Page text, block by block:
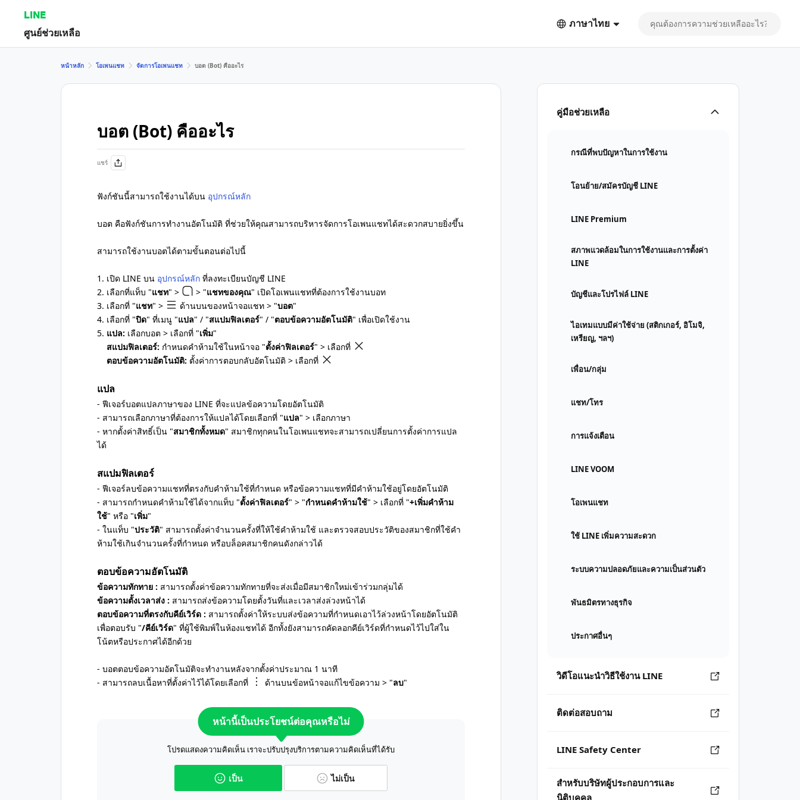
LINE
ศูนย์ช่วยเหลือ
ภาษาไทย
คู่มือช่วยเหลือ
กรณีที่พบปัญหาในการใช้งาน
โอนย้าย/สมัครบัญชี LINE
LINE Premium
สภาพแวดล้อมในการใช้งานและการตั้งค่า
LINE
บัญชีและโปรไฟล์ LINE
ไอเทมแบบมีค่าใช้จ่าย (สติกเกอร์, อิโมจิ,
เหรียญ, ฯลฯ)
เพื่อน/กลุ่ม
แชท/โทร
การแจ้งเตือน
LINE VOOM
โอเพนแชท
ใช้ LINE เพิ่มความสะดวก
ระบบความปลอดภัยและความเป็นส่วนตัว
พันธมิตรทางธุรกิจ
ประกาศอื่นๆ
วิดีโอแนะนำวิธีใช้งาน LINE
ติดต่อสอบถาม
LINE Safety Center
สำหรับบริษัทผู้ประกอบการและ
นิติบุคคล
หน้าหลัก โอเพนแชท จัดการโอเพนแชท บอต (Bot) คืออะไร
บอต (Bot) คืออะไร
แชร์
ฟังก์ชันนี้สามารถใช้งานได้บน อุปกรณ์หลัก
บอต คือฟังก์ชันการทำงานอัตโนมัติ ที่ช่วยให้คุณสามารถบริหารจัดการโอเพนแชทได้สะดวกสบายยิ่งขึ้น
สามารถใช้งานบอตได้ตามขั้นตอนต่อไปนี้
1. เปิด LINE บน อุปกรณ์หลัก ที่ลงทะเบียนบัญชี LINE
2. เลือกที่แท็บ "แชท" > > "แชทของคุณ" เปิดโอเพนแชทที่ต้องการใช้งานบอท
3. เลือกที่ "แชท" > ด้านบนของหน้าจอแชท > "บอต"
4. เลือกที่ "ปิด" ที่เมนู "แปล" / "สแปมฟิลเตอร์" / "ตอบข้อความอัตโนมัติ" เพื่อเปิดใช้งาน
5. แปล: เลือกบอต > เลือกที่ "เพิ่ม"
สแปมฟิลเตอร์: กำหนดคำห้ามใช้ในหน้าจอ "ตั้งค่าฟิลเตอร์" > เลือกที่
ตอบข้อความอัตโนมัติ: ตั้งค่าการตอบกลับอัตโนมัติ > เลือกที่
แปล
- ฟีเจอร์บอตแปลภาษาของ LINE ที่จะแปลข้อความโดยอัตโนมัติ
- สามารถเลือกภาษาที่ต้องการให้แปลได้โดยเลือกที่ "แปล" > เลือกภาษา
- หากตั้งค่าสิทธิ์เป็น "สมาชิกทั้งหมด" สมาชิกทุกคนในโอเพนแชทจะสามารถเปลี่ยนการตั้งค่าการแปล
ได้
สแปมฟิลเตอร์
- ฟีเจอร์ลบข้อความแชทที่ตรงกับคำห้ามใช้ที่กำหนด หรือข้อความแชทที่มีคำห้ามใช้อยู่โดยอัตโนมัติ
- สามารถกำหนดคำห้ามใช้ได้จากแท็บ "ตั้งค่าฟิลเตอร์" > "กำหนดคำห้ามใช้" > เลือกที่ "+เพิ่มคำห้าม
ใช้" หรือ "เพิ่ม"
- ในแท็บ "ประวัติ" สามารถตั้งค่าจำนวนครั้งที่ให้ใช้คำห้ามใช้ และตรวจสอบประวัติของสมาชิกที่ใช้คำ
ห้ามใช้เกินจำนวนครั้งที่กำหนด หรือบล็อคสมาชิกคนดังกล่าวได้
ตอบข้อความอัตโนมัติ
ข้อความทักทาย : สามารถตั้งค่าข้อความทักทายที่จะส่งเมื่อมีสมาชิกใหม่เข้าร่วมกลุ่มได้
ข้อความตั้งเวลาส่ง : สามารถส่งข้อความโดยตั้งวันที่และเวลาส่งล่วงหน้าได้
ตอบข้อความที่ตรงกับคีย์เวิร์ด : สามารถตั้งค่าให้ระบบส่งข้อความที่กำหนดเอาไว้ล่วงหน้าโดยอัตโนมัติ
เพื่อตอบรับ "/คีย์เวิร์ด" ที่ผู้ใช้พิมพ์ในห้องแชทได้ อีกทั้งยังสามารถคัดลอกคีย์เวิร์ดที่กำหนดไว้ไปใส่ใน
โน้ตหรือประกาศได้อีกด้วย
- บอตตอบข้อความอัตโนมัติจะทำงานหลังจากตั้งค่าประมาณ 1 นาที
- สามารถลบเนื้อหาที่ตั้งค่าไว้ได้โดยเลือกที่
ด้านบนข้อหน้าจอแก้ไขข้อความ > "ลบ"
หน้านี้เป็นประโยชน์ต่อคุณหรือไม่
โปรดแสดงความคิดเห็น เราจะปรับปรุงบริการตามความคิดเห็นที่ได้รับ
เป็น ไม่เป็น